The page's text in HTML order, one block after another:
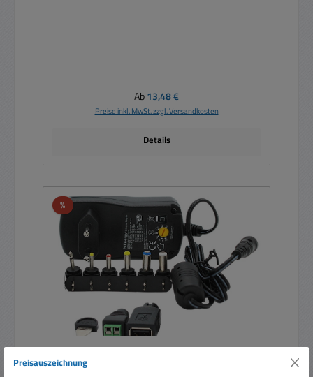
Regulärer Preis:
Ab13,48 €
Preise inkl. MwSt. zzgl. Versandkosten
Details
%Rabatt
Preisauszeichnung